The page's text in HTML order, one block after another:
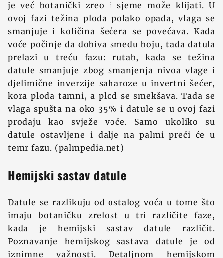
je već botanički zreo i sjeme može klijati. U
ovoj fazi težina ploda polako opada, vlaga se
smanjuje i količina šećera se povećava. Kada
voće počinje da dobiva smeđu boju, tada datula
prelazi u treću fazu: rutab, kada se težina
datule smanjuje zbog smanjenja nivoa vlage i
djelimične inverzije saharoze u invertni šećer,
kora ploda tamni, a plod se smekšava. Tada se
vlaga spušta na oko 35% i datule se u ovoj fazi
prodaju kao svježe voće. Samo ukoliko su
datule ostavljene i dalje na palmi preći će u
temr fazu. (palmpedia.net)
Hemijski sastav datule
Datule se razlikuju od ostalog voća u tome što
imaju botaničku zrelost u tri različite faze,
kada je hemijski sastav datule različit.
Poznavanje hemijskog sastava datule je od
iznimne važnosti. Detaljnom hemijskom